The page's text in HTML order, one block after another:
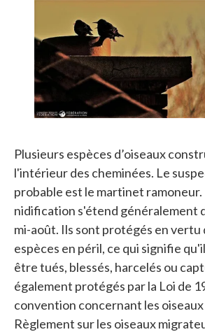
Plusieurs espèces d’oiseaux
l'intérieur des cheminées. Le
probable est le martinet
nidification s'étend généralement
mi-août. Ils sont protégés en vertu
espèces en péril, ce qui signifie
être tués, blessés, harcelés ou
également protégés par la Loi de
convention concernant les
Règlement sur les oiseaux